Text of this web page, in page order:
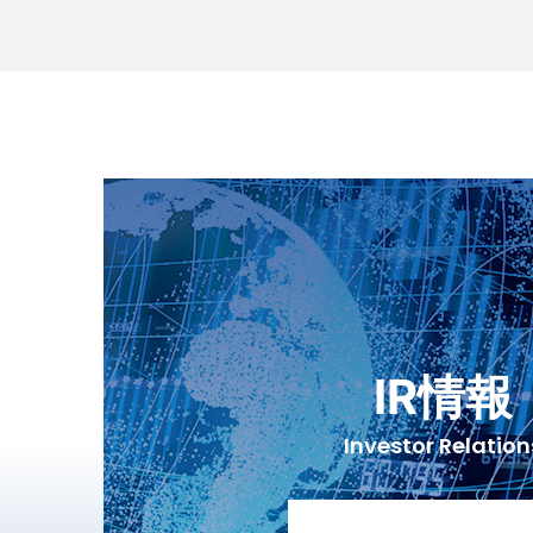
IR情報
Investor